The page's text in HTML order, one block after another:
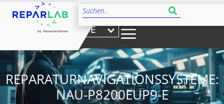
DE
REPARATURNAVIGATIONSSYSTEME:
NAU-P8200EUP9-E